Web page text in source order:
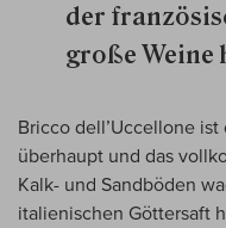
der
große
Bricco dell’Uccellone
überhaupt und das
Kalk- und Sandböden
italienischen Göttersaft